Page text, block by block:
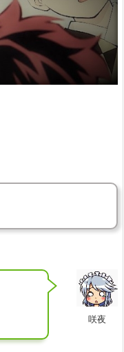
咲夜